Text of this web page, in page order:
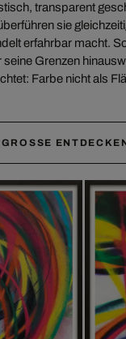
transparent
sie
erfahrbar macht.
seine Grenzen
Farbe nicht als